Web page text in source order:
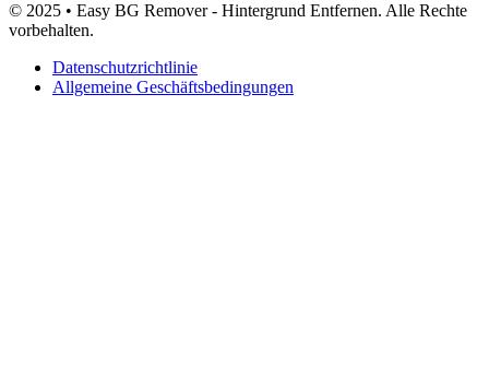
© 2025 • Easy BG Remover - Hintergrund Entfernen. Alle Rechte
vorbehalten.
Datenschutzrichtlinie
Allgemeine Geschäftsbedingungen